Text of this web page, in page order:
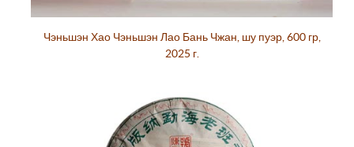
Чэньшэн Хао Чэньшэн Лао Бань Чжан, шу пуэр, 600 гр,
2025 г.